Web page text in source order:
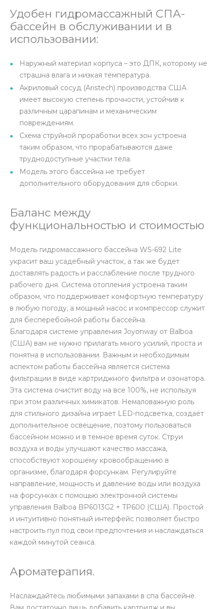
Удобен гидромассажный СПА-
бассейн в обслуживании и в
использовании:
Наружный материал корпуса – это ДПК, которому не
страшна влага и низкая температура.
Акриловый сосуд (Aristech) производства США
имеет высокую степень прочности, устойчив к
различным царапинам и механическим
повреждениям.
Схема струйной проработки всех зон устроена
таким образом, что прорабатываются даже
труднодоступные участки тела.
Модель этого бассейна не требует
дополнительного оборудования для сборки.
Баланс между
функциональностью и стоимостью
Модель гидромассажного бассейна WS-692 Lite
украсит ваш усадебный участок, а так же будет
доставлять радость и расслабление после трудного
рабочего дня. Система отопления устроена таким
образом, что поддерживает комфортную температуру
в любую погоду, а мощный насос и компрессор служит
для бесперебойной работы бассейна.
Благодаря системе управления Joyonway от Balboa
(США) вам не нужно прилагать много усилий, проста и
понятна в использовании. Важным и необходимым
аспектом работы бассейна является система
фильтрации в виде картриджного фильтра и озонатора.
Эта система очистит воду на все 100%, не используя
при этом различных химикатов. Немаловажную роль
для стильного дизайна играет LED-подсветка, создаёт
дополнительное освещение, поэтому пользоваться
бассейном можно и в темное время суток. Струи
воздуха и воды улучшают качество массажа,
способствуют хорошему кровообращению в
организме, благодаря форсункам. Регулируйте
направление, мощность и давление воды или воздуха
на форсунках с помощью электронной системы
управления Balboa BP6013G2 + TP600 (США). Простой
и интуитивно понятный интерфейс позволяет быстро
настроить пул под свои предпочтения и наслаждаться
каждой минутой сеанса.
Ароматерапия.
Наслаждайтесь любимыми запахами в спа бассейне.